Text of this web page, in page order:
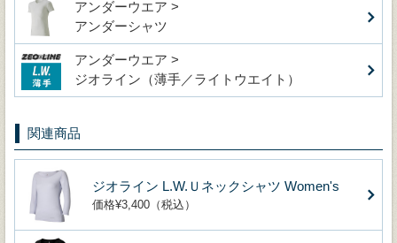
アンダーウエア >
アンダーシャツ
アンダーウエア >
ジオライン（薄手／ライトウエイト）
関連商品
ジオライン L.W.Ｕネックシャツ Women's
価格¥3,400（税込）